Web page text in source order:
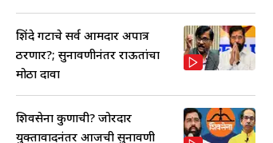
शिंदे गटाचे सर्व आमदार अपात्र
ठरणार?; सुनावणीनंतर राऊतांचा
मोठा दावा
शिवसेना कुणाची? जोरदार
युक्तावादनंतर आजची सुनावणी